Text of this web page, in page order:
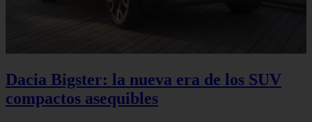
Dacia Bigster: la nueva era de los SUV
compactos asequibles